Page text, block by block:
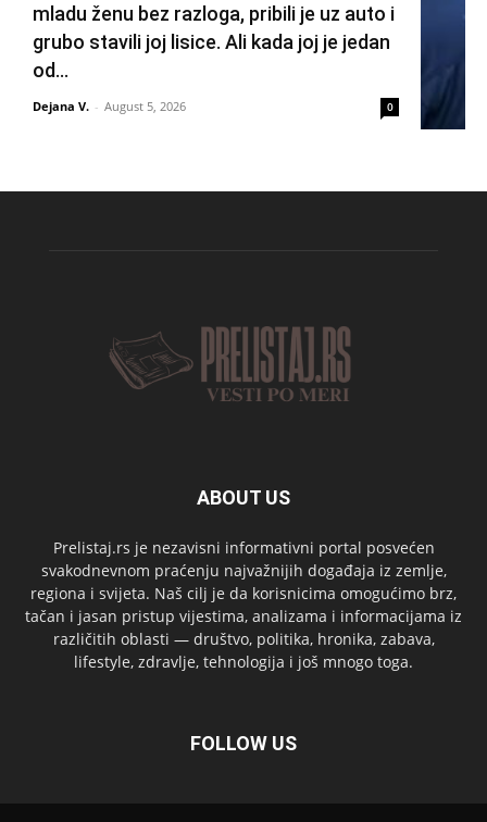
mladu ženu bez razloga, pribili je uz auto i
grubo stavili joj lisice. Ali kada joj je jedan
od...
Dejana V. - August 5, 2026 0
ABOUT US
Prelistaj.rs je nezavisni informativni portal posvećen
svakodnevnom praćenju najvažnijih događaja iz zemlje,
regiona i svijeta. Naš cilj je da korisnicima omogućimo brz,
tačan i jasan pristup vijestima, analizama i informacijama iz
različitih oblasti — društvo, politika, hronika, zabava,
lifestyle, zdravlje, tehnologija i još mnogo toga.
FOLLOW US